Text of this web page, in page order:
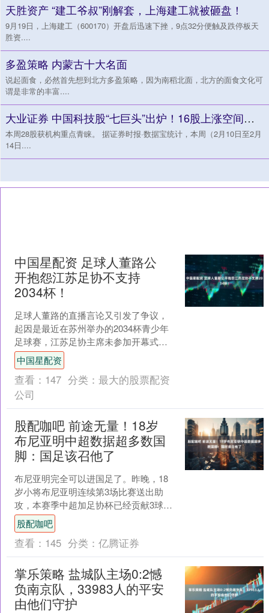
天胜资产 “建工爷叔”刚解套，上海建工就被砸盘！
9月19日，上海建工（600170）开盘后迅速下挫，9点32分便触及跌停板天
胜资....
多盈策略 内蒙古十大名面
说起面食，必然首先想到北方多盈策略，因为南稻北面，北方的面食文化可
谓是非常的丰富....
大业证券 中国科技股“七巨头”出炉！16股上涨空间有望超30%
本周28股获机构重点青睐。 据证券时报·数据宝统计，本周（2月10日至2月
14日....
中国星配资 足球人董路公
开抱怨江苏足协不支持
2034杯！
足球人董路的直播言论又引发了争议，
起因是最近在苏州举办的2034杯青少年
足球赛，江苏足协主席未参加开幕式，
董路对此非常不满，他在直播的时候
称，江苏足协似乎故意不....
中国星配资
查看： 147 分类： 最大的股票配资
公司
股配咖吧 前途无量！18岁
布尼亚明中超数据超多数国
脚：国足该召他了
布尼亚明完全可以进国足了。昨晚，18
岁小将布尼亚明连续第3场比赛送出助
攻，本赛季中超加足协杯已经贡献3球3
助攻，邵佳一真的可以跨级召他进国足
了，为什么这么说呢？....
股配咖吧
查看： 145 分类： 亿腾证券
掌乐策略 盐城队主场0:2憾
负南京队，33983人的平安
由他们守护